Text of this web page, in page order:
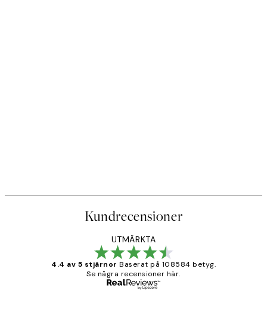
Kundrecensioner
UTMÄRKTA
4.4 av 5 stjärnor Baserat på 108584 betyg.
Se några recensioner här.